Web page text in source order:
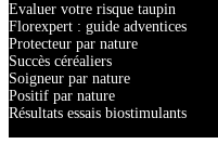
Evaluer votre risque taupin
Florexpert : guide adventices
Protecteur par nature
Succès céréaliers
Soigneur par nature
Positif par nature
Résultats essais biostimulants